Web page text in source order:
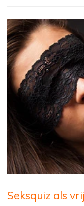
Seksquiz als